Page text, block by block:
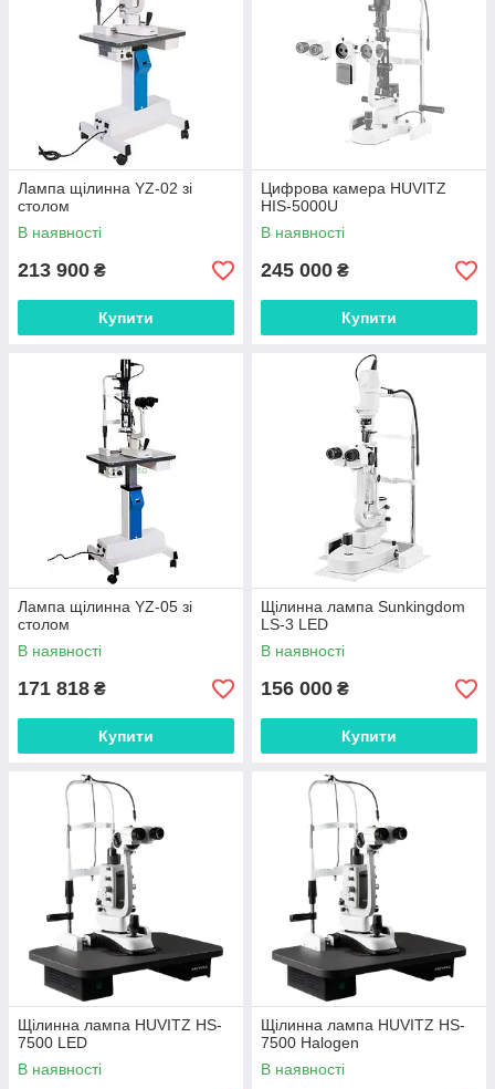
Лампа щілинна YZ-02 зі
столом
В наявності
213 900 ₴
Купити
Цифрова камера HUVITZ
HIS-5000U
В наявності
245 000 ₴
Купити
Лампа щілинна YZ-05 зі
столом
В наявності
171 818 ₴
Купити
Щілинна лампа Sunkingdom
LS-3 LED
В наявності
156 000 ₴
Купити
Щілинна лампа HUVITZ HS-
7500 LED
В наявності
Щілинна лампа HUVITZ HS-
7500 Halogen
В наявності